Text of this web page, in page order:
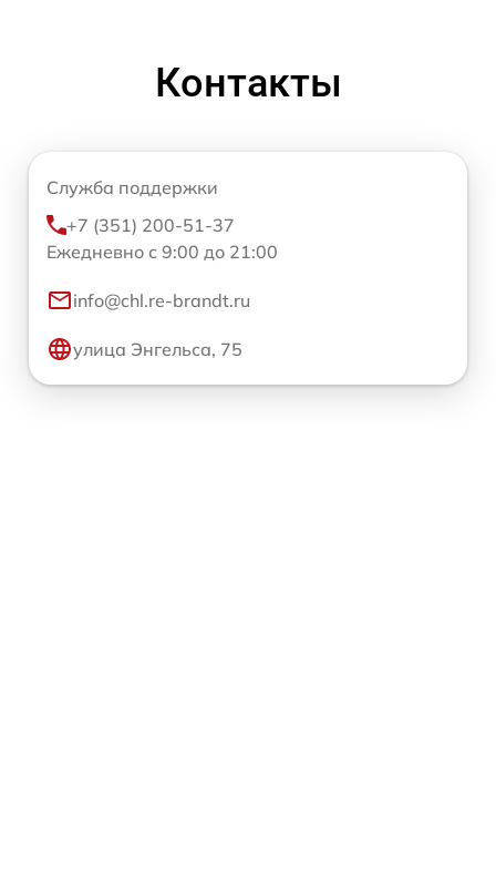
Контакты
Служба поддержки
+7 (351) 200-51-37
Ежедневно с 9:00 до 21:00
info@chl.re-brandt.ru
улица Энгельса, 75